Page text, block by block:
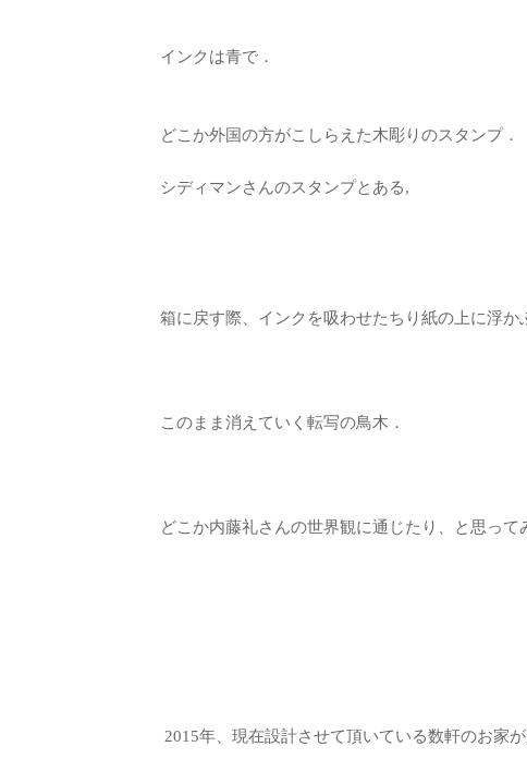
インクは青で．
どこか外国の方がこしらえた木彫りのスタンプ．
シディマンさんのスタンプとある,
箱に戻す際、インクを吸わせたちり紙の上に浮か
このまま消えていく転写の鳥木．
どこか内藤礼さんの世界観に通じたり、と思って
2015年、現在設計させて頂いている数軒のお家が